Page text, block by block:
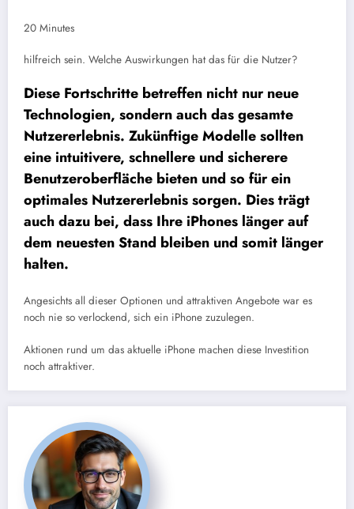
20 Minutes
hilfreich sein. Welche Auswirkungen hat das für die Nutzer?
Diese Fortschritte betreffen nicht nur neue
Technologien, sondern auch das gesamte
Nutzererlebnis. Zukünftige Modelle sollten
eine intuitivere, schnellere und sicherere
Benutzeroberfläche bieten und so für ein
optimales Nutzererlebnis sorgen. Dies trägt
auch dazu bei, dass Ihre iPhones länger auf
dem neuesten Stand bleiben und somit länger
halten.
Angesichts all dieser Optionen und attraktiven Angebote war es
noch nie so verlockend, sich ein iPhone zuzulegen.
Aktionen rund um das aktuelle iPhone machen diese Investition
noch attraktiver.